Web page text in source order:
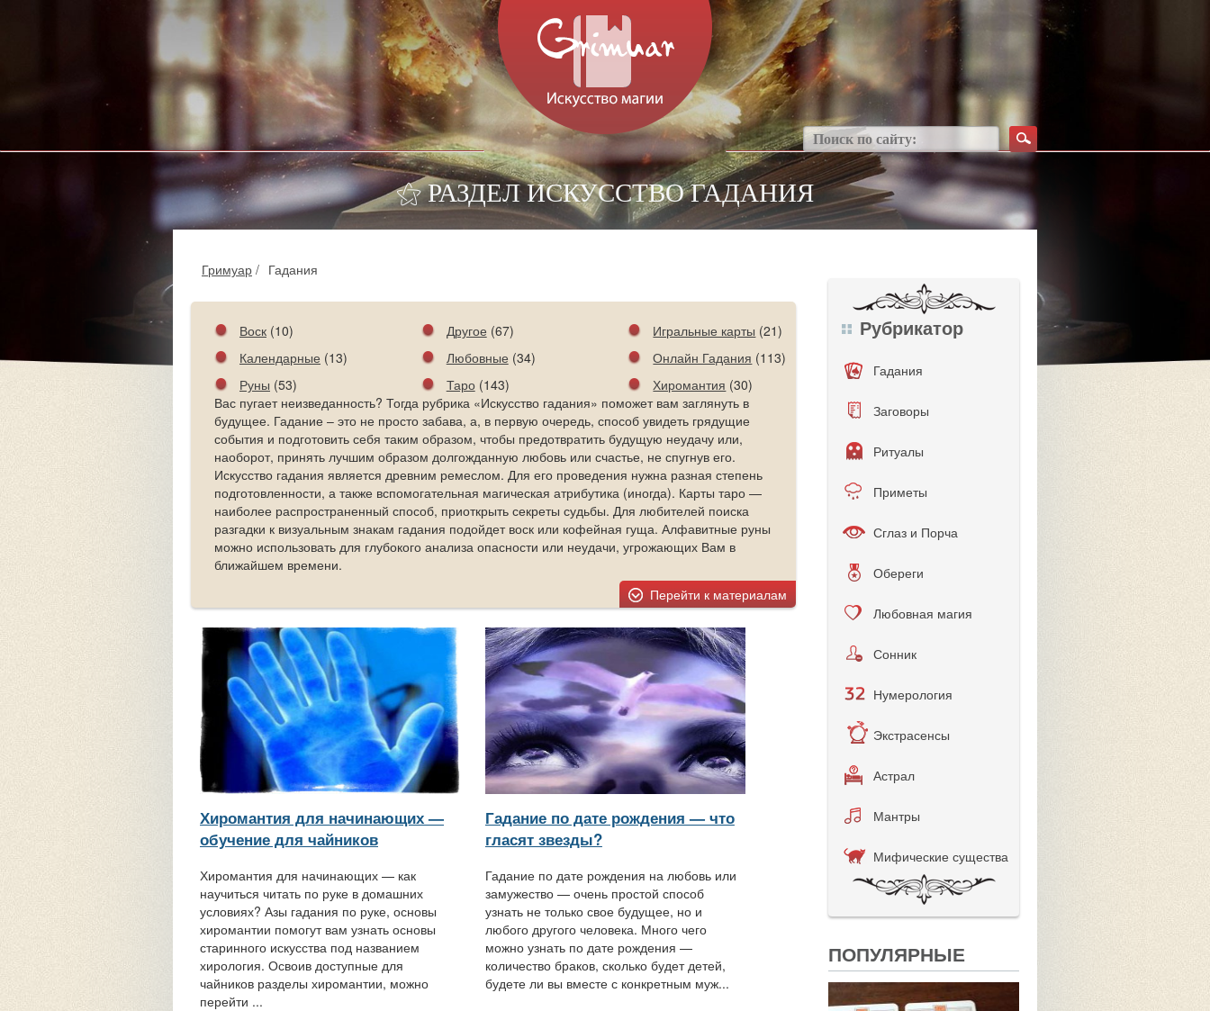
⚝ РАЗДЕЛ ИСКУССТВО ГАДАНИЯ
Гримуар / Гадания
Воск (10) Другое (67) Игральные карты (21)
Календарные (13) Любовные (34) Онлайн Гадания (113)
Руны (53) Таро(143) Хиромантия (30)
Вас пугает неизведанность? Тогда рубрика «Искусство гадания» поможет вам заглянуть в
будущее. Гадание – это не просто забава, а, в первую очередь, способ увидеть грядущие
события и подготовить себя таким образом, чтобы предотвратить будущую неудачу или,
наоборот, принять лучшим образом долгожданную любовь или счастье, не спугнув его.
Искусство гадания является древним ремеслом. Для его проведения нужна разная степень
подготовленности, а также вспомогательная магическая атрибутика (иногда). Карты таро —
наиболее распространенный способ, приоткрыть секреты судьбы. Для любителей поиска
разгадки к визуальным знакам гадания подойдет воск или кофейная гуща. Алфавитные руны
можно использовать для глубокого анализа опасности или неудачи, угрожающих Вам в
ближайшем времени.
Перейти к материалам
Хиромантия для начинающих —
обучение для чайников
Хиромантия для начинающих — как
научиться читать по руке в домашних
условиях? Азы гадания по руке, основы
хиромантии помогут вам узнать основы
старинного искусства под названием
хирология. Освоив доступные для
чайников разделы хиромантии, можно
перейти ...
Гадание по дате рождения — что
гласят звезды?
Гадание по дате рождения на любовь или
замужество — очень простой способ
узнать не только свое будущее, но и
любого другого человека. Много чего
можно узнать по дате рождения —
количество браков, сколько будет детей,
будете ли вы вместе с конкретным муж...
Рубрикатор
Гадания
Заговоры
Ритуалы
Приметы
Сглаз и Порча
Обереги
Любовная магия
Сонник
Нумерология
Экстрасенсы
Астрал
Мантры
Мифические существа
ПОПУЛЯРНЫЕ